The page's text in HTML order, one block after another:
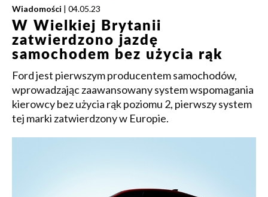
Wiadomości | 04.05.23
W Wielkiej Brytanii
zatwierdzono jazdę
samochodem bez użycia rąk
Ford jest pierwszym producentem samochodów,
wprowadzając zaawansowany system wspomagania
kierowcy bez użycia rąk poziomu 2, pierwszy system
tej marki zatwierdzony w Europie.